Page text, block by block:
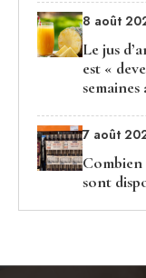
8 août
Le jus
est «
7 août
sont